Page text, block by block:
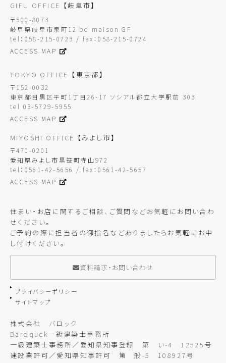
GIFU OFFICE 【岐阜市】
〒500-8073
岐阜県岐阜市泉町12 bd maison GF
tel：058-215-0723 / fax：058-215-0724
ACCESS MAP
TOKYO OFFICE 【東京都】
〒152-0032
東京都目黒区平町1丁目26-17 ソシアル都立大学駅前 303
tel 03-5729-5955
ACCESS MAP
MIYOSHI OFFICE 【みよし市】
〒470-0201
愛知県みよし市黒笹町寺山972
tel：0561-42-5656 / fax：0561-42-5657
ACCESS MAP
住まい・お店に関するご相談、ご質問などお気軽にお問い合わ
せください。
ご予約の際に担当者の御指名などありましたらお気軽にお申
し付けください。
資料請求・お問い合わせ
プライバシーポリシー
サイトマップ
株式会社 バロック
Baroquck一級建築士事務所
一級建築士事務所／愛知県知事登録 第 い-4 12525号
建設業許可／愛知県知事許可 第 般-5 108927号